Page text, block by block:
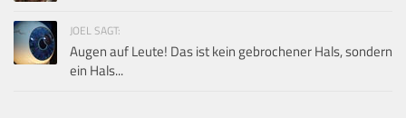
JOEL SAGT:
Augen auf Leute! Das ist kein gebrochener Hals, sondern
ein Hals...